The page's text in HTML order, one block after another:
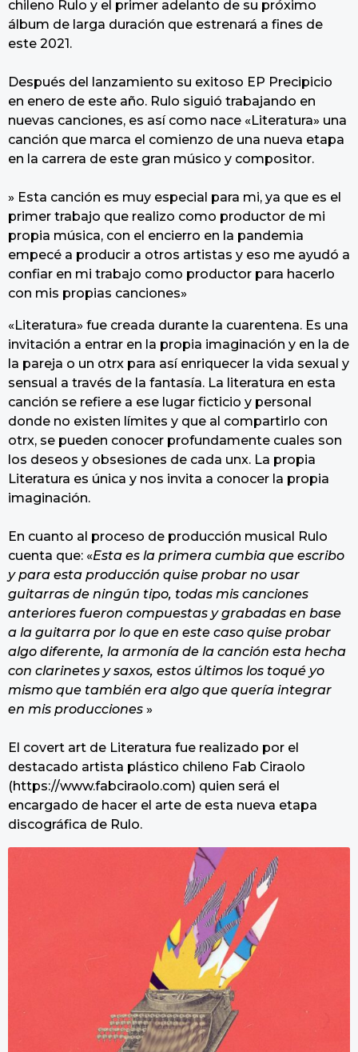
chileno Rulo y el primer adelanto de su próximo
álbum de larga duración que estrenará a fines de
este 2021.
Después del lanzamiento su exitoso EP Precipicio
en enero de este año. Rulo siguió trabajando en
nuevas canciones, es así como nace «Literatura» una
canción que marca el comienzo de una nueva etapa
en la carrera de este gran músico y compositor.
» Esta canción es muy especial para mi, ya que es el
primer trabajo que realizo como productor de mi
propia música, con el encierro en la pandemia
empecé a producir a otros artistas y eso me ayudó a
confiar en mi trabajo como productor para hacerlo
con mis propias canciones»
«Literatura» fue creada durante la cuarentena. Es una
invitación a entrar en la propia imaginación y en la de
la pareja o un otrx para así enriquecer la vida sexual y
sensual a través de la fantasía. La literatura en esta
canción se refiere a ese lugar ficticio y personal
donde no existen límites y que al compartirlo con
otrx, se pueden conocer profundamente cuales son
los deseos y obsesiones de cada unx. La propia
Literatura es única y nos invita a conocer la propia
imaginación.
En cuanto al proceso de producción musical Rulo
cuenta que: «Esta es la primera cumbia que escribo
y para esta producción quise probar no usar
guitarras de ningún tipo, todas mis canciones
anteriores fueron compuestas y grabadas en base
a la guitarra por lo que en este caso quise probar
algo diferente, la armonía de la canción esta hecha
con clarinetes y saxos, estos últimos los toqué yo
mismo que también era algo que quería integrar
en mis producciones »
El covert art de Literatura fue realizado por el
destacado artista plástico chileno Fab Ciraolo
(https://www.fabciraolo.com) quien será el
encargado de hacer el arte de esta nueva etapa
discográfica de Rulo.